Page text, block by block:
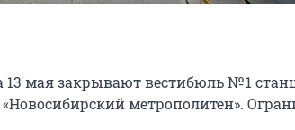
13 мая закрывают вестибюль № 1
метрополитен».